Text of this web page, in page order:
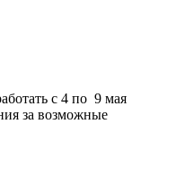
с 4 по 9 мая
за возможные